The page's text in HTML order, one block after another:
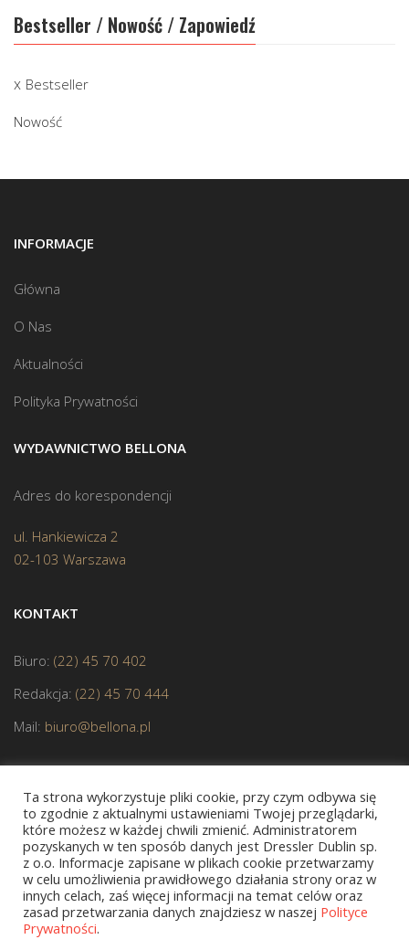
Bestseller / Nowość / Zapowiedź
Bestseller
Nowość
INFORMACJE
Główna
O Nas
Aktualności
Polityka Prywatności
WYDAWNICTWO BELLONA
Adres do korespondencji
ul. Hankiewicza 2
02-103 Warszawa
KONTAKT
Biuro: (22) 45 70 402
Redakcja: (22) 45 70 444
Mail: biuro@bellona.pl
JESTEŚMY CZŁONKIEM POLSKIEJ IZBY KSIĄŻKI
Ta strona wykorzystuje pliki cookie, przy czym odbywa się
to zgodnie z aktualnymi ustawieniami Twojej przeglądarki,
które możesz w każdej chwili zmienić. Administratorem
pozyskanych w ten sposób danych jest Dressler Dublin sp.
z o.o. Informacje zapisane w plikach cookie przetwarzamy
w celu umożliwienia prawidłowego działania strony oraz w
innych celach, zaś więcej informacji na temat celów oraz
zasad przetwarzania danych znajdziesz w naszej Polityce
Prywatności.